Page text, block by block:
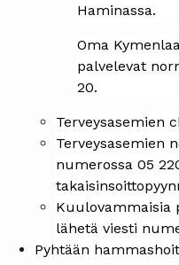
Haminassa.
Oma
palvelevat
20.
Terveysasemien
Terveysasemien
numerossa 05
Kuulovammaisia
lähetä viesti
Pyhtään